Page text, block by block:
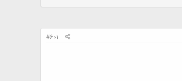
#601